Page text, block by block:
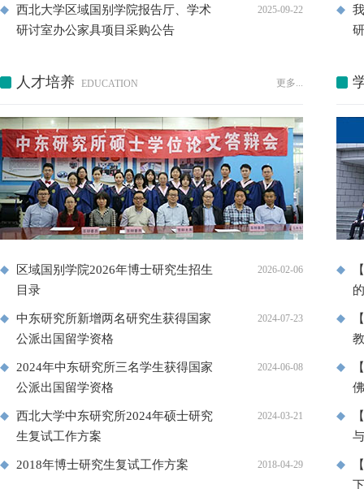
西北大学区域国别学院报告厅、学术
研讨室办公家具项目采购公告
2025-09-22
人才培养 EDUCATION 更多...
区域国别学院2026年博士研究生招生
目录
2026-02-06
中东研究所新增两名研究生获得国家
公派出国留学资格
2024-07-23
2024年中东研究所三名学生获得国家
公派出国留学资格
2024-06-08
西北大学中东研究所2024年硕士研究
生复试工作方案
2024-03-21
2018年博士研究生复试工作方案 2018-04-29